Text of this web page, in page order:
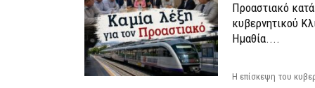
Προαστιακό
κυβερνητικού
Ημαθία....
Η επίσκεψη του